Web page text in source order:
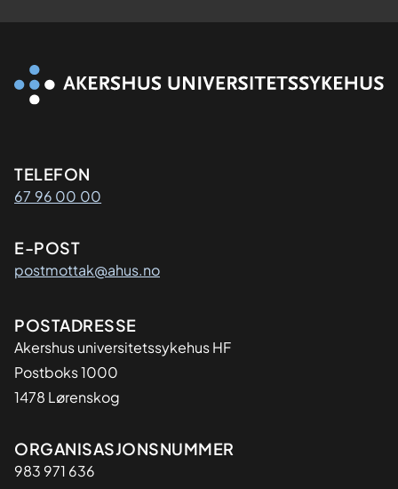
Kontaktinformasjon
TELEFON
67 96 00 00
E-POST
postmottak@ahus.no
Adresse
POSTADRESSE
Akershus universitetssykehus HF
Postboks 1000
1478 Lørenskog
Organisasjon
ORGANISASJONSNUMMER
983 971 636